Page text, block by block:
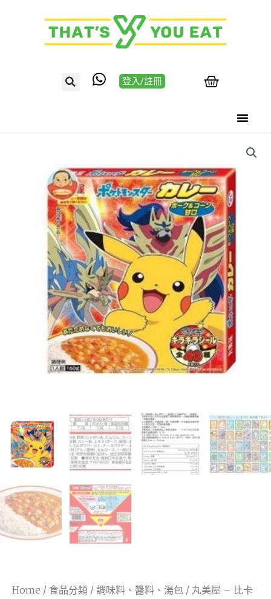
登入/註冊
Home / 食品分類 / 調味料、醬料、湯包 / 丸美屋 – 比卡